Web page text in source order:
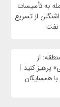
به تأسیسات
از تسریع
نفت
از
پرهیز کنید |
همسایگان